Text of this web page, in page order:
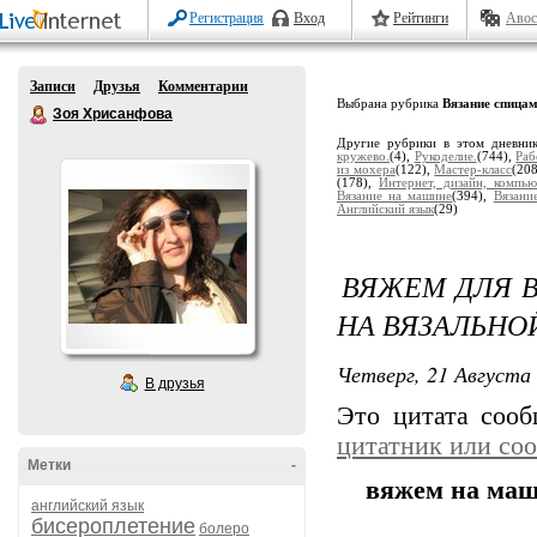
Регистрация Вход Рейтинги
Записи Друзья
Комментарии
Зоя Хрисанфова
В друзья
-
Метки
английский язык
бисероплетение болеро
Выбрана рубрика Вязание
Другие рубрики в этом
кружево. (4), Рукоделие. (744),
из мохера(122),Мастер-класс
(178), Интернет, дизайн,
Вязание на машине(394),
Английский язык(29)
ВЯЖЕМ ДЛЯ
НА
Четверг, 21
Это цитата
цитатник или
вяжем на